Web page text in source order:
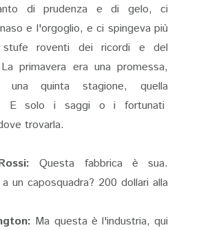
di prudenza e di gelo, ci
e l'orgoglio, e ci spingeva più
stufe roventi dei ricordi e del
primavera era una promessa,
quinta stagione, quella
E solo i saggi o i fortunati
trovarla.
Questa fabbrica è sua.
un caposquadra? 200 dollari alla
Ma questa è l'industria, qui